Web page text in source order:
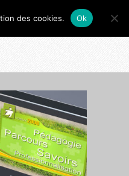
des cookies. Ok